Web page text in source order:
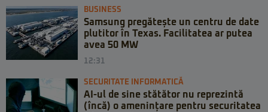
BUSINESS
Samsung pregătește un centru de date
plutitor în Texas. Facilitatea ar putea
avea 50 MW
12:31
SECURITATE INFORMATICĂ
AI-ul de sine stătător nu reprezintă
(încă) o amenințare pentru securitatea